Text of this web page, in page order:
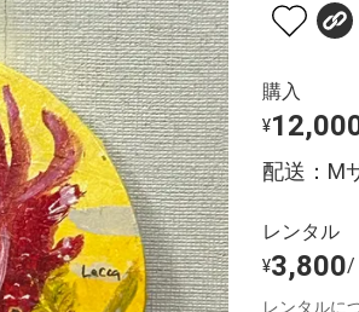
購入
¥
配送：M
レンタル
¥3,800/
レンタルに